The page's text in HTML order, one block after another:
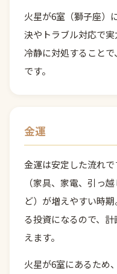
火星が6室（獅子座）
決やトラブル対応で実
冷静に対処すること
です。
金運
金運は安定した流れ
（家具、家電、引っ
ど）が増えやすい時
る投資になるので、
えます。
火星が6室にあるため